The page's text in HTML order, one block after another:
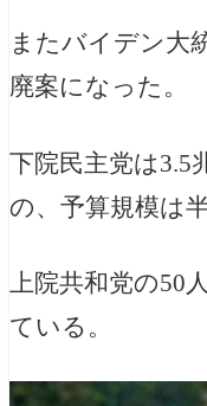
またバイデン大
廃案になった。
下院民主党は3.5
の、予算規模は
上院共和党の50
ている。